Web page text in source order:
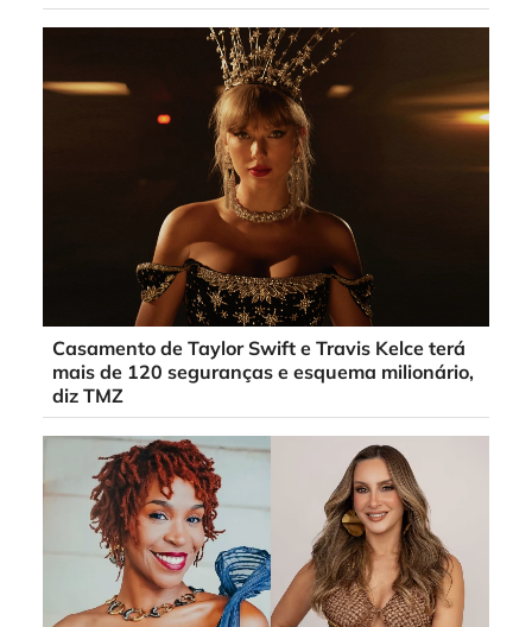
Casamento de Taylor Swift e Travis Kelce terá
mais de 120 seguranças e esquema milionário,
diz TMZ